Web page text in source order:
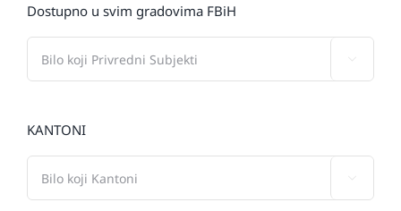
Dostupno u svim gradovima FBiH
KANTONI